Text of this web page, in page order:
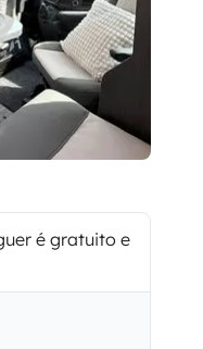
é gratuito e